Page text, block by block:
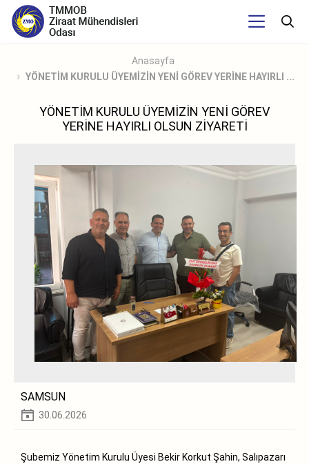
Anasayfa
YÖNETİM KURULU ÜYEMİZİN YENİ GÖREV YERİNE HAYIRLI ...
YÖNETİM KURULU ÜYEMİZİN YENİ GÖREV
YERİNE HAYIRLI OLSUN ZİYARETİ
SAMSUN
30.06.2026
Şubemiz Yönetim Kurulu Üyesi Bekir Korkut Şahin, Salıpazarı